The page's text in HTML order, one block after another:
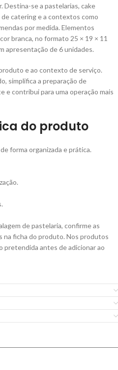
Destina-se a pastelarias, cake
catering e a contextos como
por medida. Elementos
branca, no formato 25 × 19 × 11
apresentação de 6 unidades.
e ao contexto de serviço.
simplifica a preparação de
e contribui para uma operação mais
do produto
forma organizada e prática.
de pastelaria, confirme as
na ficha do produto. Nos produtos
pretendida antes de adicionar ao